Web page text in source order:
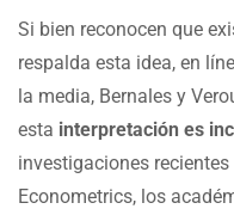
Si bien reconocen que
respalda esta idea, en
la media, Bernales y
esta interpretación es
investigaciones
Econometrics, los